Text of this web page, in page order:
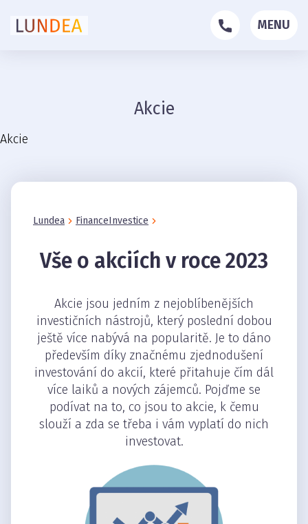
MENU
Akcie
Akcie
Lundea FinanceInvestice
Vše o akciích v roce 2023
Akcie jsou jedním z nejoblíbenějších
investičních nástrojů, který poslední dobou
ještě více nabývá na popularitě. Je to dáno
především díky značnému zjednodušení
investování do akcií, které přitahuje čím dál
více laiků a nových zájemců. Pojďme se
podívat na to, co jsou to akcie, k čemu
slouží a zda se třeba i vám vyplatí do nich
investovat.